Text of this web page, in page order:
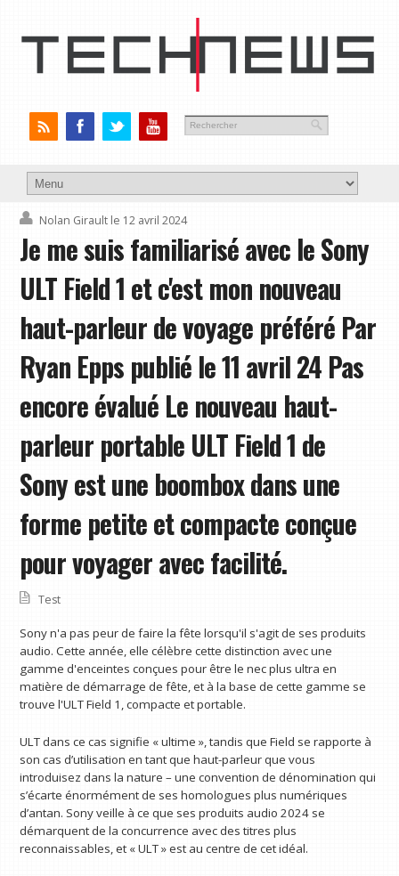
Nolan Girault le 12 avril 2024
Je me suis familiarisé avec le Sony
ULT Field 1 et c'est mon nouveau
haut-parleur de voyage préféré Par
Ryan Epps publié le 11 avril 24 Pas
encore évalué Le nouveau haut-
parleur portable ULT Field 1 de
Sony est une boombox dans une
forme petite et compacte conçue
pour voyager avec facilité.
Test
Sony n'a pas peur de faire la fête lorsqu'il s'agit de ses produits
audio. Cette année, elle célèbre cette distinction avec une
gamme d'enceintes conçues pour être le nec plus ultra en
matière de démarrage de fête, et à la base de cette gamme se
trouve l'ULT Field 1, compacte et portable.
ULT dans ce cas signifie « ultime », tandis que Field se rapporte à
son cas d’utilisation en tant que haut-parleur que vous
introduisez dans la nature – une convention de dénomination qui
s’écarte énormément de ses homologues plus numériques
d’antan. Sony veille à ce que ses produits audio 2024 se
démarquent de la concurrence avec des titres plus
reconnaissables, et « ULT » est au centre de cet idéal.